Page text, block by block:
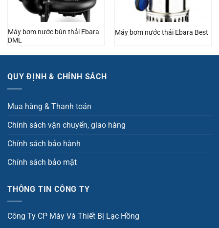
Máy bơm nước bùn thải Ebara
DML
Máy bơm nước thải Ebara Best
QUY ĐỊNH & CHÍNH SÁCH
Mua hàng & Thanh toán
Chính sách vận chuyển, giao hàng
Chính sách bảo hành
Chính sách bảo mật
THÔNG TIN CÔNG TY
Công Ty CP Máy Và Thiết Bị Lạc Hồng